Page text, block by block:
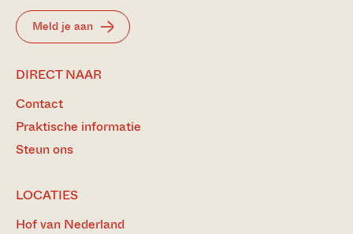
Meld je aan
DIRECT NAAR
Contact
Praktische informatie
Steun ons
LOCATIES
Hof van Nederland